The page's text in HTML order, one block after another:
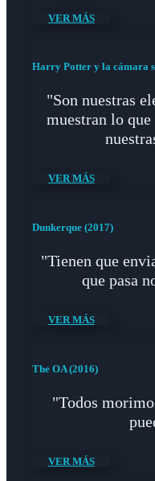
VER MÁS
Harry Potter y la cámara
"Son nuestras
muestran lo
VER MÁS
Dunkerque (2017)
"Tienen que
que pasa
VER MÁS
The OA (2016)
"Todos
VER MÁS